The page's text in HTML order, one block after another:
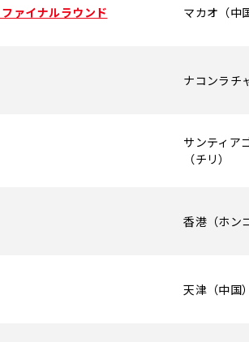
ァイナルラウンド マカオ（中
ナコンラチ
サンティア
（チリ）
香港（ホン
天津（中国）